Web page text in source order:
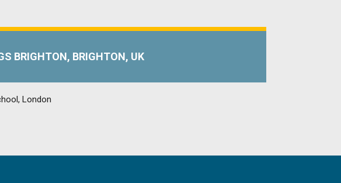
BRIGHTON, UK